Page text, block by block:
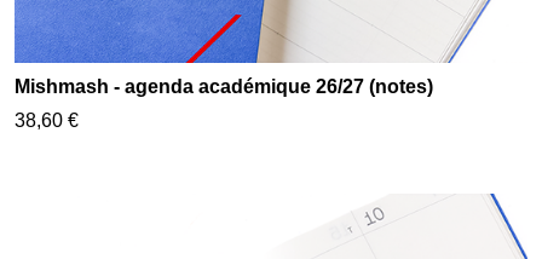
Mishmash - agenda académique 26/27 (notes)
38,60 €